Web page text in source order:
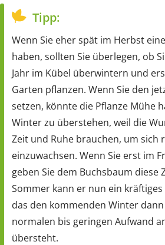
Tipp:
Wenn Sie eher spät im Herbst
haben, sollten Sie überlegen, ob
Jahr im Kübel überwintern und
Garten pflanzen. Wenn Sie den
setzen, könnte die Pflanze Mühe
Winter zu überstehen, weil die
Zeit und Ruhe brauchen, um sich
einzuwachsen. Wenn Sie erst im
geben Sie dem Buchsbaum diese
Sommer kann er nun ein
das den kommenden Winter
normalen bis geringen Aufwand
übersteht.